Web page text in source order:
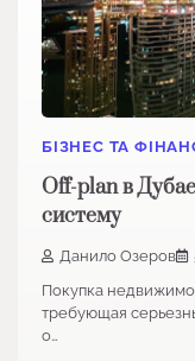
БІЗНЕС ТА
Off-plan в
систему
Данило Озеров
Покупка
требующая
о…